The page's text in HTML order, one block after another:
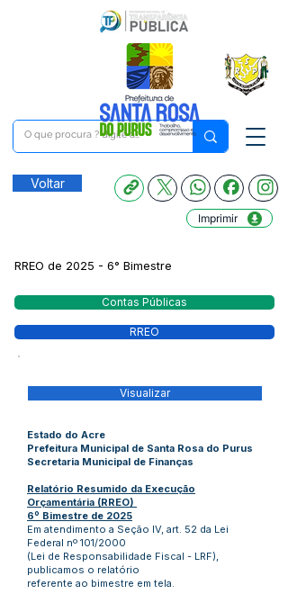
Voltar
Imprimir
RREO de 2025 - 6° Bimestre
Contas Públicas
RREO
Visualizar
Estado do Acre
Prefeitura Municipal de Santa Rosa do Purus
Secretaria Municipal de Finanças
Relatório Resumido da Execução
Orçamentária (RREO)
6º Bimestre de 2025
Em atendimento a Seção IV, art. 52 da Lei
Federal nº 101/2000
(Lei de Responsabilidade Fiscal - LRF),
publicamos o relatório
referente ao bimestre em tela.